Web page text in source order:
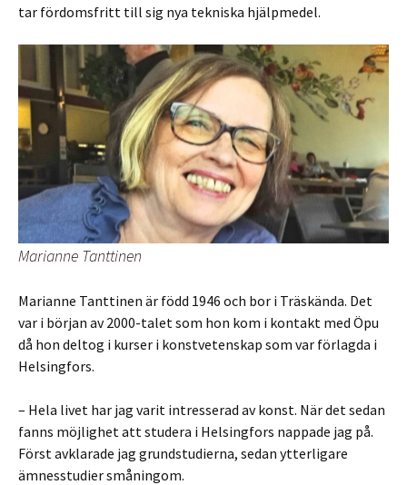
tar fördomsfritt till sig nya tekniska hjälpmedel.
Marianne Tanttinen
Marianne Tanttinen är född 1946 och bor i Träskända. Det
var i början av 2000-talet som hon kom i kontakt med Öpu
då hon deltog i kurser i konstvetenskap som var förlagda i
Helsingfors.
– Hela livet har jag varit intresserad av konst. När det sedan
fanns möjlighet att studera i Helsingfors nappade jag på.
Först avklarade jag grundstudierna, sedan ytterligare
ämnesstudier småningom.